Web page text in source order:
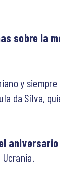
sobre la
y
da Silva,